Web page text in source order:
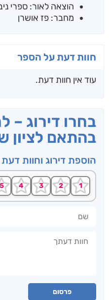
הוצאה לאור: ספרי
מחבר: פז אושרן
חוות דעת על הספר
עוד אין חוות דעת.
בחרו דירוג –
בהתאם לציון
הוספת דירוג וחוות דעת
פרסום